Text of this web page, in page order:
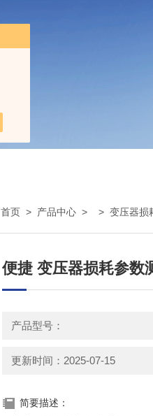
首页 > 产品中心 > > 变压器损
便捷 变压器损耗参数
产品型号：
更新时间：2025-07-15
简要描述：